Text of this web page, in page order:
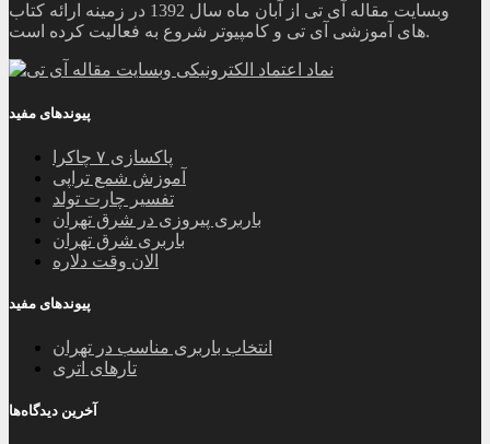
وبسایت مقاله آی تی از آبان ماه سال 1392 در زمینه ارائه کتاب
های آموزشی آی تی و کامپیوتر شروع به فعالیت کرده است.
پیوندهای مفید
پاکسازی ۷ چاکرا
آموزش شمع تراپی
تفسیر چارت تولد
باربری پیروزی در شرق تهران
باربری شرق تهران
الان وقت دلاره
پیوندهای مفید
انتخاب باربری مناسب در تهران
تارهای اتری
آخرین دیدگاه‌ها